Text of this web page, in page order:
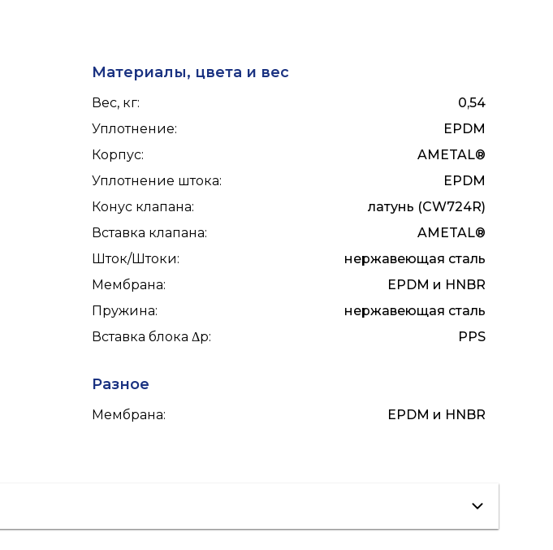
Материалы, цвета и вес
Вес, кг:
0,54
Уплотнение:
EPDM
Корпус:
AMETAL®
Уплотнение штока:
EPDM
Конус клапана:
латунь (CW724R)
Вставка клапана:
AMETAL®
Шток/Штоки:
нержавеющая сталь
Мембрана:
EPDM и HNBR
Пружина:
нержавеющая сталь
Вставка блока Δp: PPS
Разное
Мембрана: EPDM и HNBR